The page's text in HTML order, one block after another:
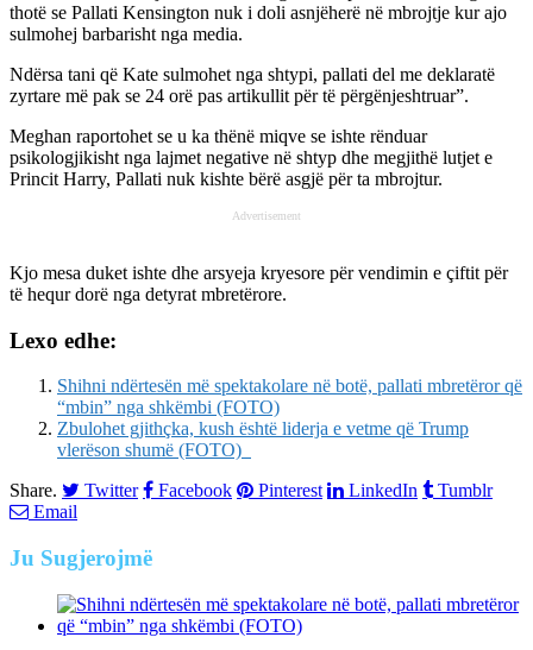
thotë se Pallati Kensington nuk i doli asnjëherë në mbrojtje kur ajo
sulmohej barbarisht nga media.
Ndërsa tani që Kate sulmohet nga shtypi, pallati del me deklaratë
zyrtare më pak se 24 orë pas artikullit për të përgënjeshtruar”.
Meghan raportohet se u ka thënë miqve se ishte rënduar
psikologjikisht nga lajmet negative në shtyp dhe megjithë lutjet e
Princit Harry, Pallati nuk kishte bërë asgjë për ta mbrojtur.
Advertisement
Kjo mesa duket ishte dhe arsyeja kryesore për vendimin e çiftit për
të hequr dorë nga detyrat mbretërore.
Lexo edhe:
Shihni ndërtesën më spektakolare në botë, pallati mbretëror që
“mbin” nga shkëmbi (FOTO)
Zbulohet gjithçka, kush është liderja e vetme që Trump
vlerëson shumë (FOTO)
Share.
Twitter Facebook Pinterest LinkedIn
Tumblr
Email
Ju Sugjerojmë